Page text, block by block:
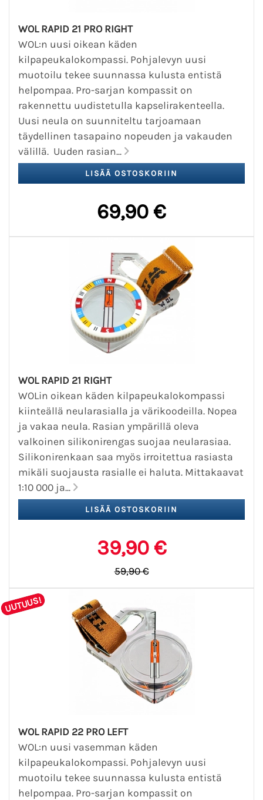
WOL RAPID 21 PRO RIGHT
WOL:n uusi oikean käden
kilpapeukalokompassi. Pohjalevyn uusi
muotoilu tekee suunnassa kulusta entistä
helpompaa. Pro-sarjan kompassit on
rakennettu uudistetulla kapselirakenteella.
Uusi neula on suunniteltu tarjoamaan
täydellinen tasapaino nopeuden ja vakauden
välillä. Uuden rasian...
69,90 €
WOL RAPID 21 RIGHT
WOLin oikean käden kilpapeukalokompassi
kiinteällä neularasialla ja värikoodeilla. Nopea
ja vakaa neula. Rasian ympärillä oleva
valkoinen silikonirengas suojaa neularasiaa.
Silikonirenkaan saa myös irroitettua rasiasta
mikäli suojausta rasialle ei haluta. Mittakaavat
1:10 000 ja...
39,90 €
59,90 €
UUTUUS!
WOL RAPID 22 PRO LEFT
WOL:n uusi vasemman käden
kilpapeukalokompassi. Pohjalevyn uusi
muotoilu tekee suunnassa kulusta entistä
helpompaa. Pro-sarjan kompassit on